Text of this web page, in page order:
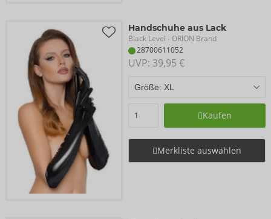
Handschuhe aus Lack
Black Level - ORION Brand
28700611052
UVP: 39,95 €
Kaufen
Merkliste auswählen